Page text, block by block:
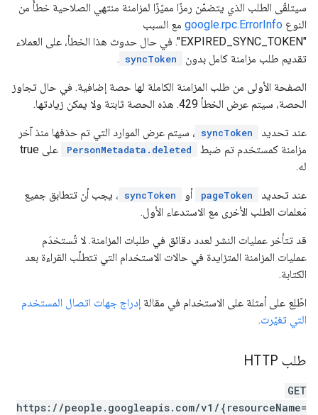
سيتلقّى الطلب الذي يتضمّن رمزًا مميّزًا لمزامنة منتهي الصلاحية خطأً من
النوع google.rpc.ErrorInfo مع السبب
"EXPIRED_SYNC_TOKEN". في حال حدوث هذا الخطأ، على العملاء
تقديم طلب مزامنة كامل بدون
syncToken
.
الصفحة الأولى من طلب المزامنة الكاملة لها حصة إضافية. في حال تجاوز
الحصة، سيتم عرض الخطأ 429. هذه الحصة ثابتة ولا يمكن زيادتها.
عند تحديد syncToken ، سيتم عرض الموارد التي تم حذفها منذ آخر
مزامنة كمستخدم تم ضبط
PersonMetadata.deleted
على true
له.
عند تحديد pageToken أو syncToken ، يجب أن تتطابق جميع
مَعلمات الطلب الأخرى مع الاستدعاء الأول.
قد تتأخر عمليات النشر لعدد دقائق في طلبات المزامنة. لا تُستخدَم
عمليات المزامنة المتزايدة في حالات الاستخدام التي تتطلّب القراءة بعد
الكتابة.
اطّلِع على أمثلة على الاستخدام في مقالة إدراج جهات اتصال المستخدم
التي تغيّرت.
طلب HTTP
GET
https://people.googleapis.com/v1/{resourceName=